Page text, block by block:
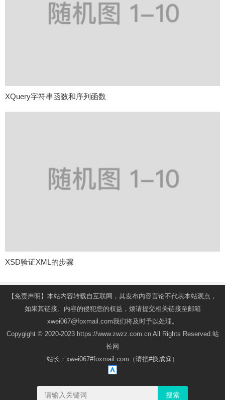
XQuery字符串函数和序列函数
XSD验证XML的步骤
【免责声明】本站内容转载自互联网，其发布内容言论不代表本站观点，
如果其链接、内容的侵犯您的权益，烦请提交相关链接至邮箱
xwei067@foxmail.com我们将及时予以处理。
Copygight © 2020-2023 https://www.zwzz.com.cn All Rights Reserved.站
长网
站长：xwei067#foxmail.com（请把#换成@）
搜索